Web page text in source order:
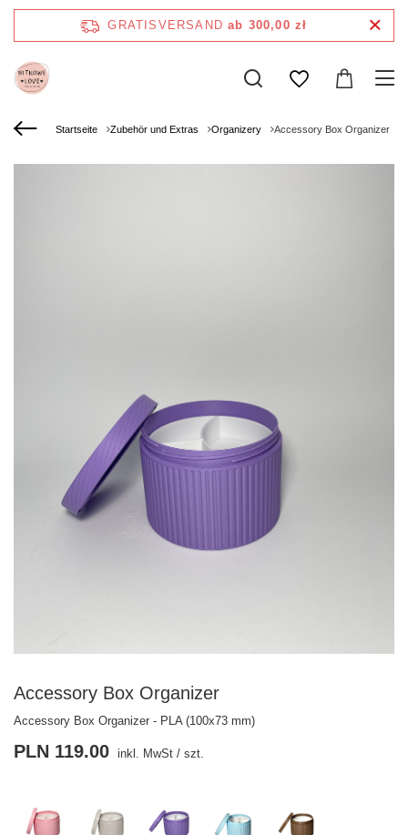
GRATISVERSAND ab 300,00 zł
Startseite Zubehör und Extras Organizery Accessory Box Organizer
Accessory Box Organizer
Accessory Box Organizer - PLA (100x73 mm)
PLN 119.00 inkl. MwSt / szt.